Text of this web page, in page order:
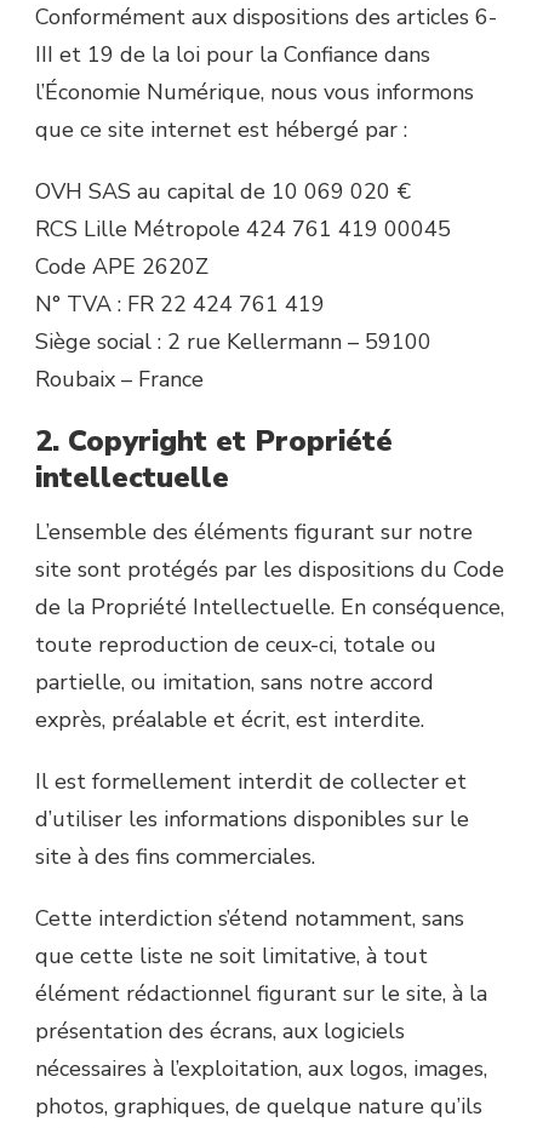
Conformément aux dispositions des articles 6-
III et 19 de la loi pour la Confiance dans
l’Économie Numérique, nous vous informons
que ce site internet est hébergé par :
OVH SAS au capital de 10 069 020 €
RCS Lille Métropole 424 761 419 00045
Code APE 2620Z
N° TVA : FR 22 424 761 419
Siège social : 2 rue Kellermann – 59100
Roubaix – France
2. Copyright et Propriété
intellectuelle
L’ensemble des éléments figurant sur notre
site sont protégés par les dispositions du Code
de la Propriété Intellectuelle. En conséquence,
toute reproduction de ceux-ci, totale ou
partielle, ou imitation, sans notre accord
exprès, préalable et écrit, est interdite.
Il est formellement interdit de collecter et
d’utiliser les informations disponibles sur le
site à des fins commerciales.
Cette interdiction s’étend notamment, sans
que cette liste ne soit limitative, à tout
élément rédactionnel figurant sur le site, à la
présentation des écrans, aux logiciels
nécessaires à l’exploitation, aux logos, images,
photos, graphiques, de quelque nature qu’ils